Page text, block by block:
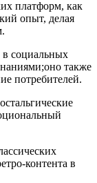
платформ, как
опыт, делая
в социальных
также
потребителей.
контента в